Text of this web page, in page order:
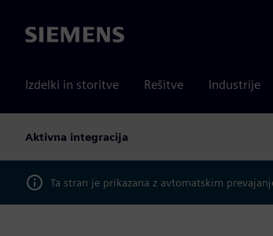
Siemens
Izdelki in storitve Rešitve Industrije
Aktivna integracija
Ta stran je prikazana z avtomatskim